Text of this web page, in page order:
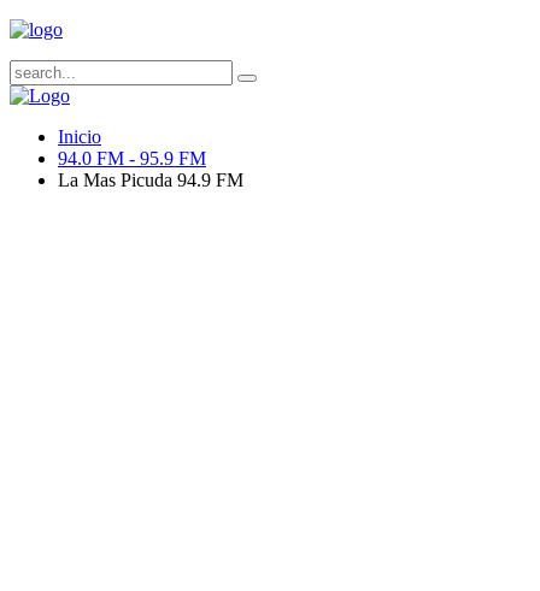
Inicio
94.0 FM - 95.9 FM
La Mas Picuda 94.9 FM